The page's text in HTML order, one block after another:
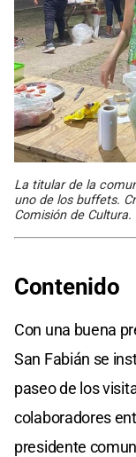
La titular de la
uno de los buffets.
Comisión de Cultura.
Contenido
Con una buena
San Fabián se
paseo de los
colaboradores
presidente